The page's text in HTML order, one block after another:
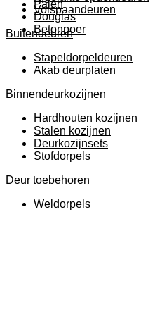
Palen
Douglas
Betonpoer
Volspaandeuren
Buitendeuren
Stapeldorpeldeuren
Akab deurplaten
Binnendeurkozijnen
Hardhouten kozijnen
Stalen kozijnen
Deurkozijnsets
Stofdorpels
Deur toebehoren
Weldorpels